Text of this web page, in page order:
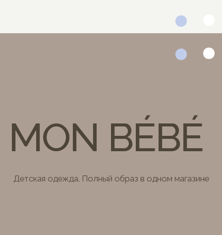
Детская одежда. Полный образ в одном магазине